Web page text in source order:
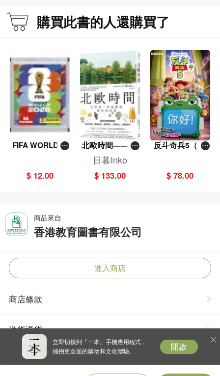
購買此書的人還購買了
FIFA WORLD C
包）
$ 12.00
北歐時間——世
界第一幸福國度
教會我的事
日暮Inko
$ 133.00
反斗奇兵5（圖
$ 78.00
商品來自
香港教育圖書有限公司
進入商店
商店條款
送貨退貨
立即切換到「一本」手機應用程式，
擁抱更全面的購物和文化體驗。
開啟